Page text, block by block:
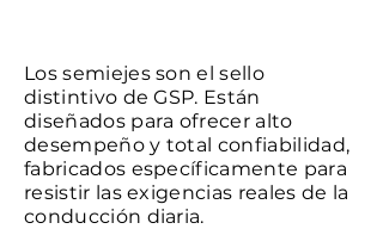
Los semiejes son el sello
distintivo de GSP. Están
diseñados para ofrecer alto
desempeño y total confiabilidad,
fabricados específicamente para
resistir las exigencias reales de la
conducción diaria.